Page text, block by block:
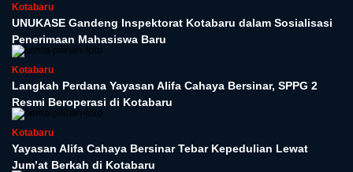
Kotabaru
UNUKASE Gandeng Inspektorat Kotabaru dalam Sosialisasi
Penerimaan Mahasiswa Baru
Kotabaru
Langkah Perdana Yayasan Alifa Cahaya Bersinar, SPPG 2
Resmi Beroperasi di Kotabaru
Kotabaru
Yayasan Alifa Cahaya Bersinar Tebar Kepedulian Lewat
Jum’at Berkah di Kotabaru